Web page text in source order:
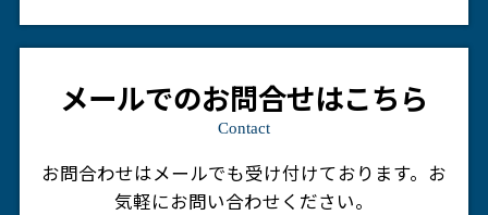
メールでのお問合せはこちら
Contact
お問合わせはメールでも受け付けております。 お
気軽にお問い合わせください。